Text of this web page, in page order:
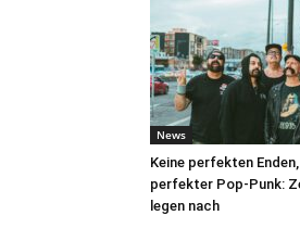
News
Keine perfekten
perfekter Pop-Punk:
legen nach